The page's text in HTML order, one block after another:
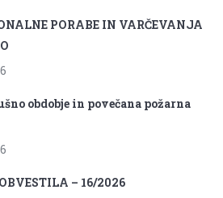
PORABE IN VARČEVANJA
obdobje in povečana požarna
– 16/2026